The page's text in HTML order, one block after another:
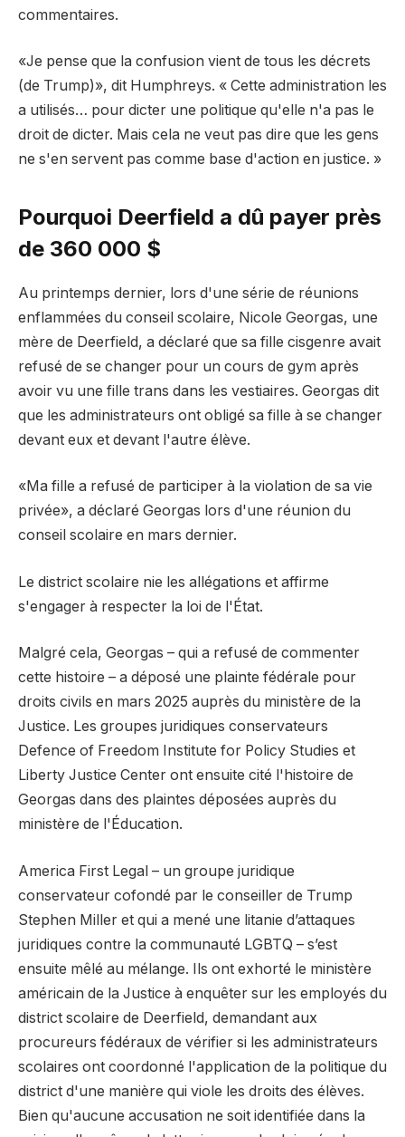
commentaires.
«Je pense que la confusion vient de tous les décrets
(de Trump)», dit Humphreys. « Cette administration les
a utilisés… pour dicter une politique qu'elle n'a pas le
droit de dicter. Mais cela ne veut pas dire que les gens
ne s'en servent pas comme base d'action en justice. »
Pourquoi Deerfield a dû payer près
de 360 ​​000 $
Au printemps dernier, lors d'une série de réunions
enflammées du conseil scolaire, Nicole Georgas, une
mère de Deerfield, a déclaré que sa fille cisgenre avait
refusé de se changer pour un cours de gym après
avoir vu une fille trans dans les vestiaires. Georgas dit
que les administrateurs ont obligé sa fille à se changer
devant eux et devant l'autre élève.
«Ma fille a refusé de participer à la violation de sa vie
privée», a déclaré Georgas lors d'une réunion du
conseil scolaire en mars dernier.
Le district scolaire nie les allégations et affirme
s'engager à respecter la loi de l'État.
Malgré cela, Georgas – qui a refusé de commenter
cette histoire – a déposé une plainte fédérale pour
droits civils en mars 2025 auprès du ministère de la
Justice. Les groupes juridiques conservateurs
Defence of Freedom Institute for Policy Studies et
Liberty Justice Center ont ensuite cité l'histoire de
Georgas dans des plaintes déposées auprès du
ministère de l'Éducation.
America First Legal – un groupe juridique
conservateur cofondé par le conseiller de Trump
Stephen Miller et qui a mené une litanie d’attaques
juridiques contre la communauté LGBTQ – s’est
ensuite mêlé au mélange. Ils ont exhorté le ministère
américain de la Justice à enquêter sur les employés du
district scolaire de Deerfield, demandant aux
procureurs fédéraux de vérifier si les administrateurs
scolaires ont coordonné l'application de la politique du
district d'une manière qui viole les droits des élèves.
Bien qu'aucune accusation ne soit identifiée dans la